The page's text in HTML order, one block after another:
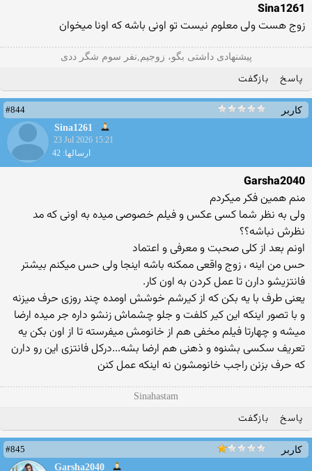
Sina1261
زوج هست ولی معلوم نیست تو اونی باشه که اونا میخوان
پیشنهادی داشتی بگو، زوجیم,نفر سوم شگر ددی
پاسخ بازگفت
کاربر
#844
Sina1261
23 Jul 2026 15:21
ارسالها: 42
Garsha2040
منم همین فکر میکردم
ولی به نظر شما کسی عکس و فیلم خصوصی میده به اونی که مد
نظرش نباشه؟؟
اونم بعد از کلی صحبت و معرفی و اعتماد
حس من اینه ، زوج واقعی ممکنه باشه اینجا ولی حس میکنم بیشتر
فانتزیشو دارن تا عمل کردن به اون کار.
یعنی طرف با یه بکن که از کیرشم خوشش اومده چند روزی حرف میزنه
و با تصور اینکه این کیر کلفت و جلو چشماش زنشو داره جر میده ارضا
میشه و چهارتا فیلم مخفی هم از خانومش میفرسته تا از اون بکن یه
تعریف سکسی بشنوه و ذهنی هم ارضا بشه...درکل فانتزی این رو دارن
که حرف بزنن راجب خانومشون نه اینکه عمل کنن
Sinahastam
پاسخ بازگفت
کاربر
#845
Garsha2040